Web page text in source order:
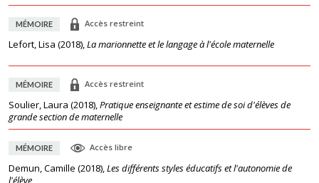
MÉMOIRE Accès restreint
Lefort, Lisa (2018),La marionnette et le langage à l'école maternelle
MÉMOIRE Accès restreint
Soulier, Laura (2018),Pratique enseignante et estime de soi d'élèves de
grande section de maternelle
MÉMOIRE Accès libre
Demun, Camille (2018),Les différents styles éducatifs et l'autonomie de
l'élève